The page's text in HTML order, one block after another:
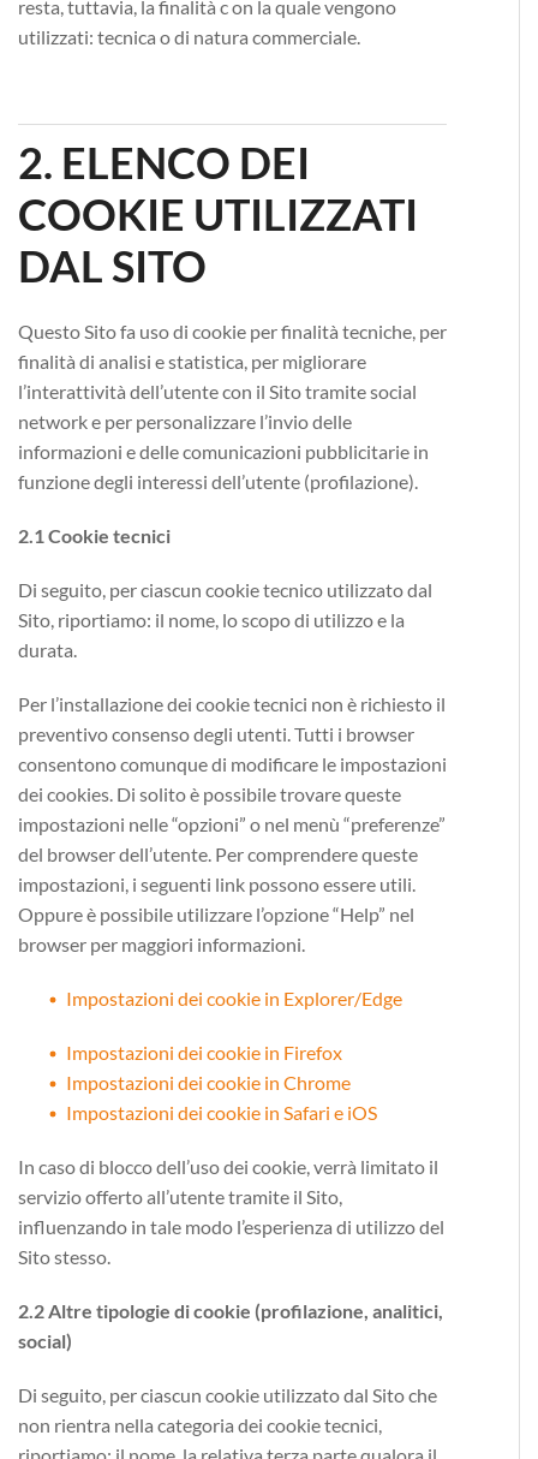
resta, tuttavia, la finalità c on la quale vengono
utilizzati: tecnica o di natura commerciale.
2. ELENCO DEI
COOKIE UTILIZZATI
DAL SITO
Questo Sito fa uso di cookie per finalità tecniche, per
finalità di analisi e statistica, per migliorare
l’interattività dell’utente con il Sito tramite social
network e per personalizzare l’invio delle
informazioni e delle comunicazioni pubblicitarie in
funzione degli interessi dell’utente (profilazione).
2.1 Cookie tecnici
Di seguito, per ciascun cookie tecnico utilizzato dal
Sito, riportiamo: il nome, lo scopo di utilizzo e la
durata.
Per l’installazione dei cookie tecnici non è richiesto il
preventivo consenso degli utenti. Tutti i browser
consentono comunque di modificare le impostazioni
dei cookies. Di solito è possibile trovare queste
impostazioni nelle “opzioni” o nel menù “preferenze”
del browser dell’utente. Per comprendere queste
impostazioni, i seguenti link possono essere utili.
Oppure è possibile utilizzare l’opzione “Help” nel
browser per maggiori informazioni.
Impostazioni dei cookie in Explorer/Edge
Impostazioni dei cookie in Firefox
Impostazioni dei cookie in Chrome
Impostazioni dei cookie in Safari e iOS
In caso di blocco dell’uso dei cookie, verrà limitato il
servizio offerto all’utente tramite il Sito,
influenzando in tale modo l’esperienza di utilizzo del
Sito stesso.
2.2 Altre tipologie di cookie (profilazione, analitici,
social)
Di seguito, per ciascun cookie utilizzato dal Sito che
non rientra nella categoria dei cookie tecnici,